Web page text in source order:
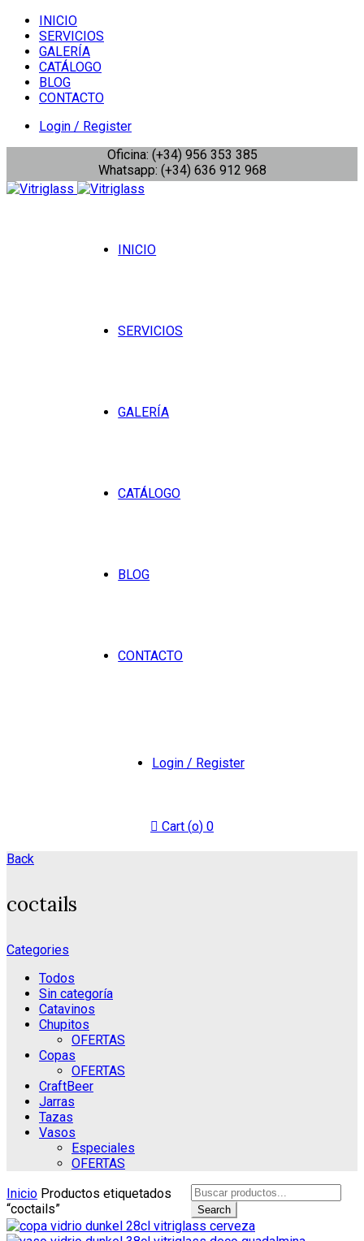
INICIO
SERVICIOS
GALERÍA
CATÁLOGO
BLOG
CONTACTO
Login / Register
Oficina: (+34) 956 353 385
Whatsapp: (+34) 636 912 968
INICIO
SERVICIOS
GALERÍA
CATÁLOGO
BLOG
CONTACTO
Login / Register
Cart (o) 0
Back
coctails
Categories
Todos
Sin categoría
Catavinos
Chupitos
OFERTAS
Copas
OFERTAS
CraftBeer
Jarras
Tazas
Vasos
Especiales
OFERTAS
Inicio Productos etiquetados
“coctails”
Search
for:
Search